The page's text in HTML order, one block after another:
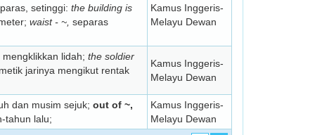
setinggi: the building is
waist - ~, separas
Kamus Inggeris-
Melayu Dewan
mengklikkan lidah; the soldier
jarinya mengikut rentak
Kamus Inggeris-
Melayu Dewan
dan musim sejuk; out of ~,
tahun lalu;
Kamus Inggeris-
Melayu Dewan